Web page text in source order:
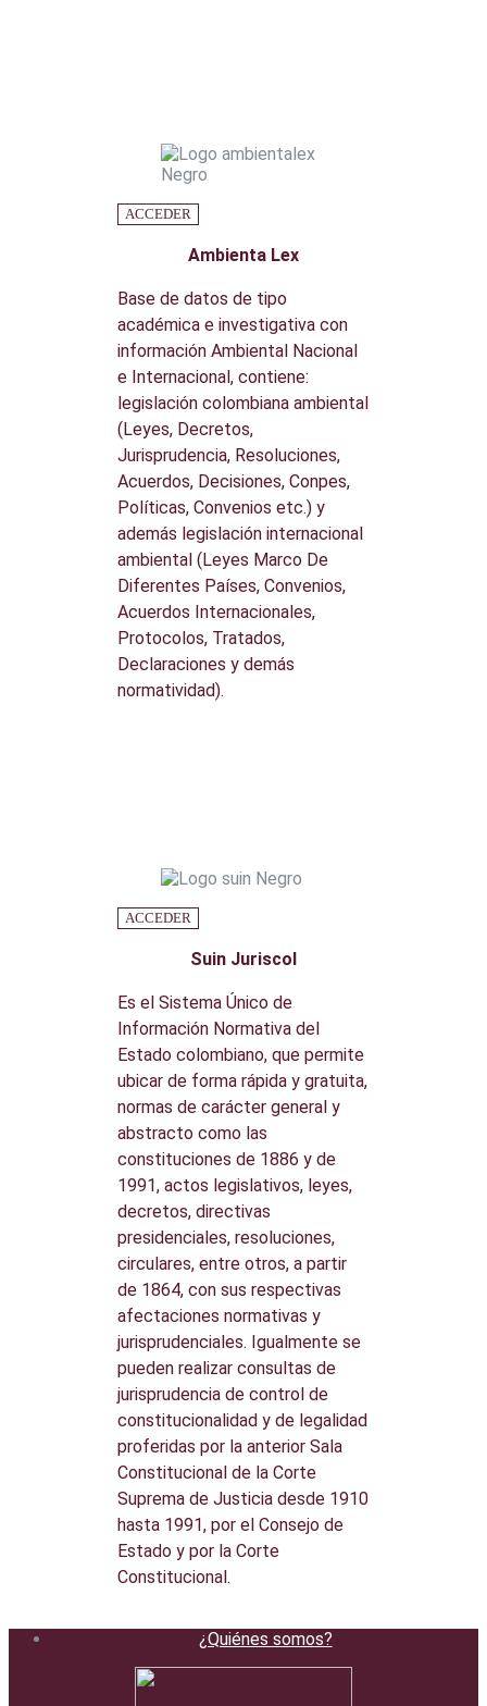
ACCEDER
Ambienta Lex
Base de datos de tipo
académica e investigativa con
información Ambiental Nacional
e Internacional, contiene:
legislación colombiana ambiental
(Leyes, Decretos,
Jurisprudencia, Resoluciones,
Acuerdos, Decisiones, Conpes,
Políticas, Convenios etc.) y
además legislación internacional
ambiental (Leyes Marco De
Diferentes Países, Convenios,
Acuerdos Internacionales,
Protocolos, Tratados,
Declaraciones y demás
normatividad).
ACCEDER
Suin Juriscol
Es el Sistema Único de
Información Normativa del
Estado colombiano, que permite
ubicar de forma rápida y gratuita,
normas de carácter general y
abstracto como las
constituciones de 1886 y de
1991, actos legislativos, leyes,
decretos, directivas
presidenciales, resoluciones,
circulares, entre otros, a partir
de 1864, con sus respectivas
afectaciones normativas y
jurisprudenciales. Igualmente se
pueden realizar consultas de
jurisprudencia de control de
constitucionalidad y de legalidad
proferidas por la anterior Sala
Constitucional de la Corte
Suprema de Justicia desde 1910
hasta 1991, por el Consejo de
Estado y por la Corte
Constitucional.
¿Quiénes somos?